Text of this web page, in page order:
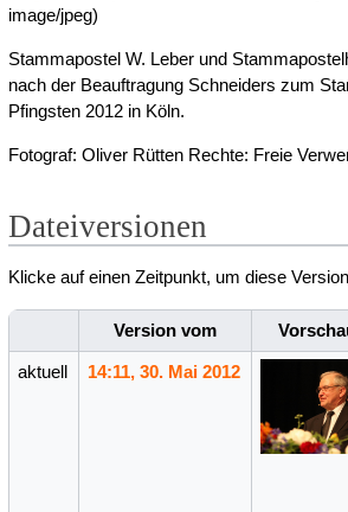
image/jpeg)
Stammapostel W. Leber und
nach der Beauftragung Schneiders zum
Pfingsten 2012 in Köln.
Fotograf: Oliver Rütten Rechte: Freie
Dateiversionen
Klicke auf einen Zeitpunkt, um diese
Version vom
aktuell 14:11, 30. Mai 2012